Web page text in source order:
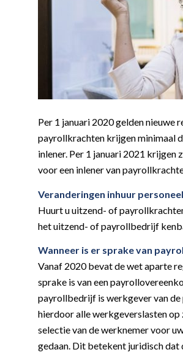
Per 1 januari 2020 gelden
payrollkrachten krijgen minimaal
inlener. Per 1 januari 2021 krijgen
voor een inlener van
Veranderingen inhuur personeel
Huurt u uitzend- of
het uitzend- of payrollbedrijf
Wanneer is er sprake van
Vanaf 2020 bevat de wet aparte
sprake is van een
payrollbedrijf is werkgever van de
hierdoor alle werkgeverslasten
selectie van de werknemer voor
gedaan. Dit betekent juridisch dat